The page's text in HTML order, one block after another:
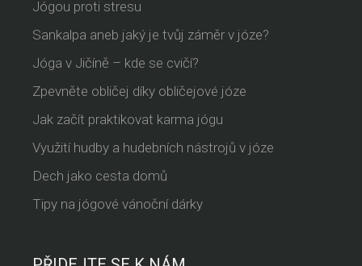
Jógou proti stresu
Sankalpa aneb jaký je tvůj záměr v józe?
Jóga v Jičíně – kde se cvičí?
Zpevněte obličej díky obličejové józe
Jak začít praktikovat karma jógu
Využití hudby a hudebních nástrojů v józe
Dech jako cesta domů
Tipy na jógové vánoční dárky